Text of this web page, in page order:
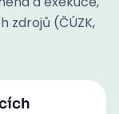
zdrojů (ČÚZK,